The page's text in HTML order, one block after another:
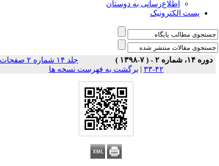
اطلاع‌رسانی به دوستان
پست الکترونیک
دوره ۱۴، شماره ۲ - ( ۷-۱۳۹۸ )
جلد ۱۴ شماره ۲ صفحات
۴۲-۳۳
|برگشت به فهرست نسخه ها